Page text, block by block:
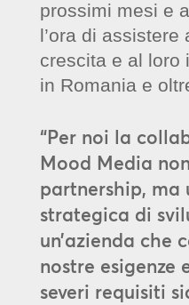
prossimi mesi e
l’ora di assistere
crescita e al loro
in Romania e
“Per noi la
Mood Media
partnership, ma
strategica di
un’azienda che
nostre esigenze
severi requisiti